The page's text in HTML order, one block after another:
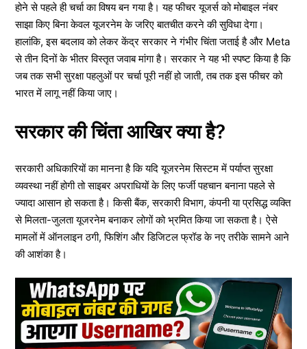
होने से पहले ही चर्चा का विषय बन गया है। यह फीचर यूजर्स को मोबाइल नंबर
साझा किए बिना केवल यूजरनेम के जरिए बातचीत करने की सुविधा देगा।
हालांकि, इस बदलाव को लेकर केंद्र सरकार ने गंभीर चिंता जताई है और Meta
से तीन दिनों के भीतर विस्तृत जवाब मांगा है। सरकार ने यह भी स्पष्ट किया है कि
जब तक सभी सुरक्षा पहलुओं पर चर्चा पूरी नहीं हो जाती, तब तक इस फीचर को
भारत में लागू नहीं किया जाए।
सरकार की चिंता आखिर क्या है?
सरकारी अधिकारियों का मानना है कि यदि यूजरनेम सिस्टम में पर्याप्त सुरक्षा
व्यवस्था नहीं होगी तो साइबर अपराधियों के लिए फर्जी पहचान बनाना पहले से
ज्यादा आसान हो सकता है। किसी बैंक, सरकारी विभाग, कंपनी या प्रसिद्ध व्यक्ति
से मिलता-जुलता यूजरनेम बनाकर लोगों को भ्रमित किया जा सकता है। ऐसे
मामलों में ऑनलाइन ठगी, फिशिंग और डिजिटल फ्रॉड के नए तरीके सामने आने
की आशंका है।